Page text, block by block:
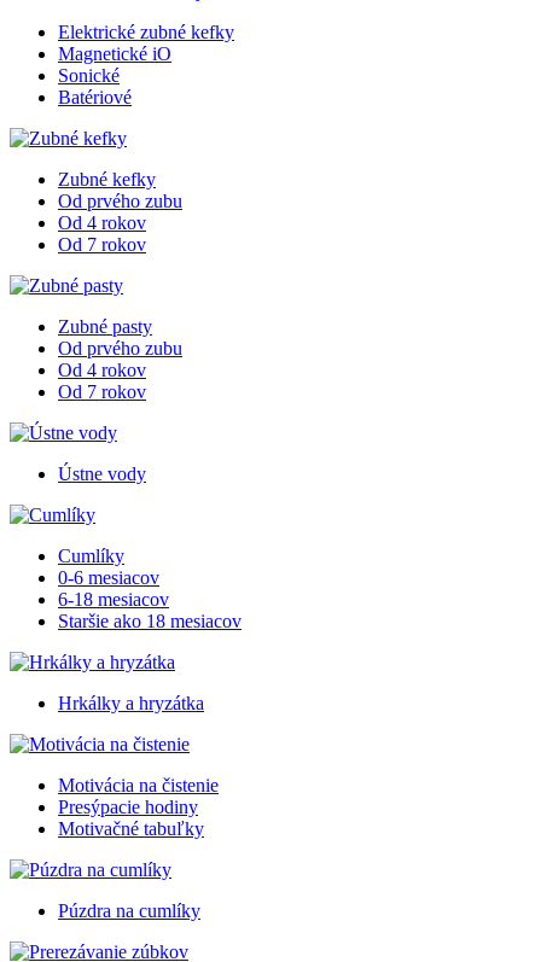
Elektrické zubné kefky
Magnetické iO
Sonické
Batériové
Zubné kefky
Od prvého zubu
Od 4 rokov
Od 7 rokov
Zubné pasty
Od prvého zubu
Od 4 rokov
Od 7 rokov
Ústne vody
Cumlíky
0-6 mesiacov
6-18 mesiacov
Staršie ako 18 mesiacov
Hrkálky a hryzátka
Motivácia na čistenie
Presýpacie hodiny
Motivačné tabuľky
Púzdra na cumlíky